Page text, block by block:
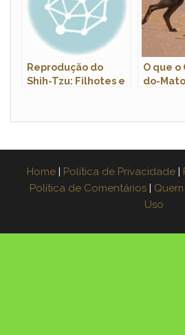
Reprodução do
Shih-Tzu: Filhotes e
O que o
do-
Home | Política de Privacidade |
Política de Comentários |
Uso